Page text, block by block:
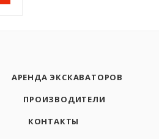
АРЕНДА ЭКСКАВАТОРОВ
ПРОИЗВОДИТЕЛИ
КОНТАКТЫ